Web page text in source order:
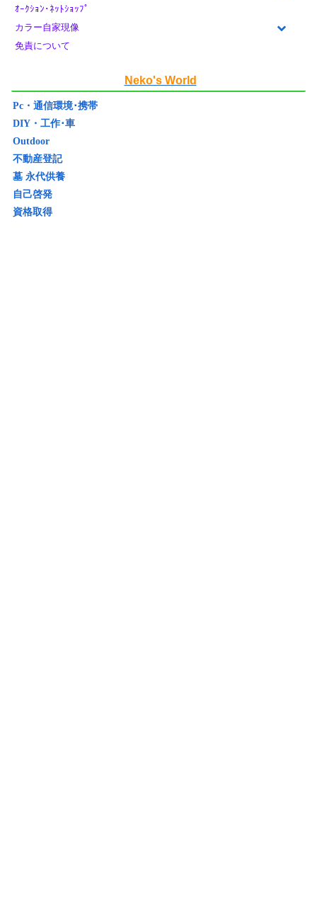
ｵｰｸｼｮﾝ･ﾈｯﾄｼｮｯﾌﾟ
カラー自家現像
免責について
Neko's World
Pc・通信環境･携帯
DIY・工作･車
Outdoor
不動産登記
墓 永代供養
自己啓発
資格取得